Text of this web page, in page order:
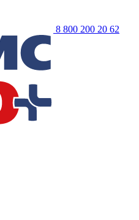
8 800 200 20 62